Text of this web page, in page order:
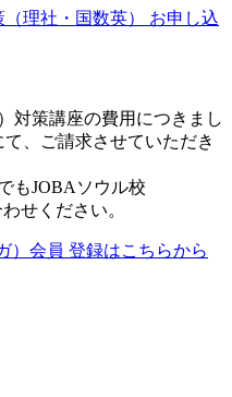
理社・国数英） お申し込
対策講座の費用につきまし
、ご請求させていただき
もJOBAソウル校
せください。